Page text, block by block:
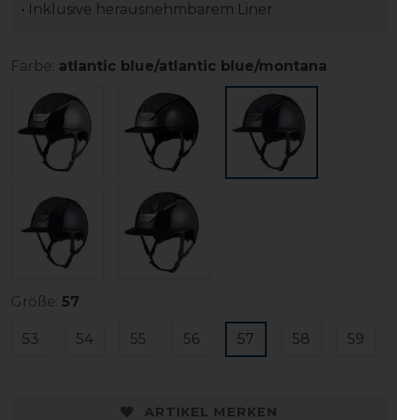
• Inklusive herausnehmbarem Liner
Farbe: atlantic blue/atlantic blue/montana
Größe: 57
53 54 55 56 57 58 59
ARTIKEL MERKEN